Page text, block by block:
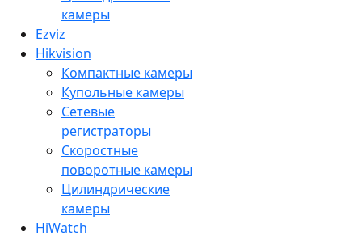
камеры
Ezviz
Hikvision
Компактные камеры
Купольные камеры
Сетевые
регистраторы
Скоростные
поворотные камеры
Цилиндрические
камеры
HiWatch